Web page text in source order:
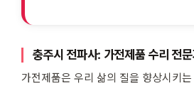
충주시 전파사: 가전제품 수리 전
가전제품은 우리 삶의 질을 향상시키